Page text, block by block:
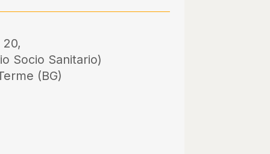
20,
Socio Sanitario)
(BG)